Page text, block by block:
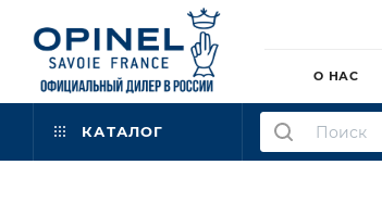
О НАС
КАТАЛОГ